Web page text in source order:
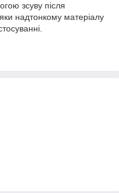
зсуву після
надтонкому матеріалу